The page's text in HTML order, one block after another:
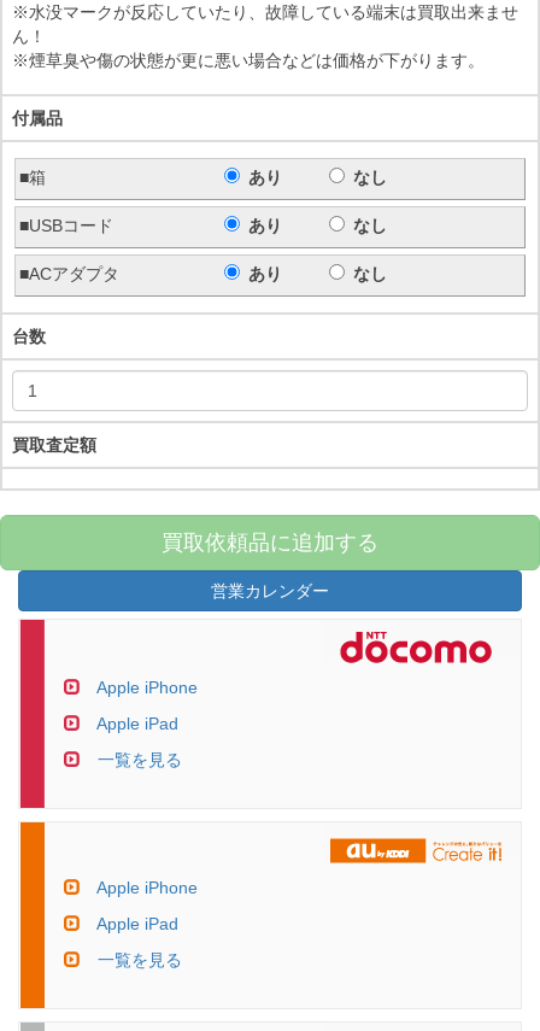
※水没マークが反応していたり、故障している端末は買取出来ませ
ん！
※煙草臭や傷の状態が更に悪い場合などは価格が下がります。
付属品
■箱 あり なし
■USBコード あり なし
■ACアダプタ あり なし
台数
買取査定額
買取依頼品に追加する
営業カレンダー
Apple iPhone
Apple iPad
一覧を見る
Apple iPhone
Apple iPad
一覧を見る